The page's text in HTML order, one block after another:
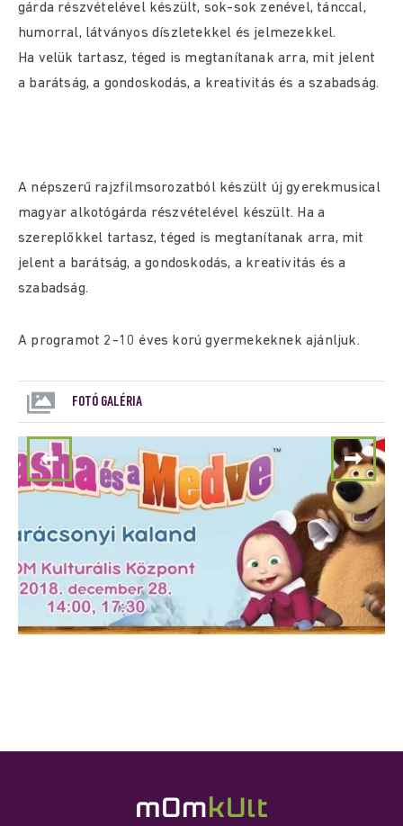
gárda részvételével készült, sok-sok zenével, tánccal,
humorral, látványos díszletekkel és jelmezekkel.
Ha velük tartasz, téged is megtanítanak arra, mit jelent
a barátság, a gondoskodás, a kreativitás és a szabadság.
A népszerű rajzfilmsorozatból készült új gyerekmusical
magyar alkotógárda részvételével készült. Ha a
szereplőkkel tartasz, téged is megtanítanak arra, mit
jelent a barátság, a gondoskodás, a kreativitás és a
szabadság.
A programot 2-10 éves korú gyermekeknek ajánljuk.
FOTÓ GALÉRIA